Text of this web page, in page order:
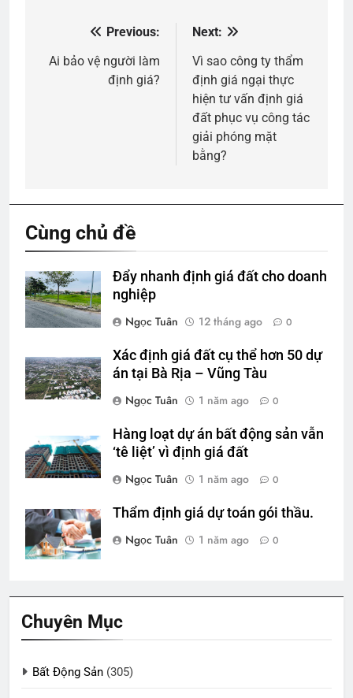
hướng
Previous:
Ai bảo vệ người làm
định giá?
Next:
Vì sao công ty thẩm
định giá ngại thực
hiện tư vấn định giá
đất phục vụ công tác
giải phóng mặt
bằng?
Cùng chủ đề
Đẩy nhanh định giá đất cho doanh
nghiệp
Ngọc Tuân
12 tháng ago 0
Xác định giá đất cụ thể hơn 50 dự
án tại Bà Rịa – Vũng Tàu
Ngọc Tuân
1 năm ago 0
Hàng loạt dự án bất động sản vẫn
‘tê liệt’ vì định giá đất
Ngọc Tuân
1 năm ago 0
Thẩm định giá dự toán gói thầu.
Ngọc Tuân
1 năm ago 0
Chuyên Mục
Bất Động Sản (305)